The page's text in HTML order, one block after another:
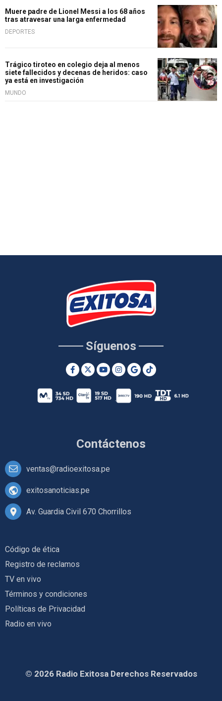
Muere padre de Lionel Messi a los 68 años
tras atravesar una larga enfermedad
DEPORTES
Trágico tiroteo en colegio deja al menos
siete fallecidos y decenas de heridos: caso
ya está en investigación
MUNDO
Contáctenos
ventas@radioexitosa.pe
exitosanoticias.pe
Av. Guardia Civil 670 Chorrillos
Síguenos
Código de ética
Registro de reclamos
TV en vivo
Términos y condiciones
Políticas de Privacidad
Radio en vivo
© 2026 Radio Exitosa Derechos Reservados